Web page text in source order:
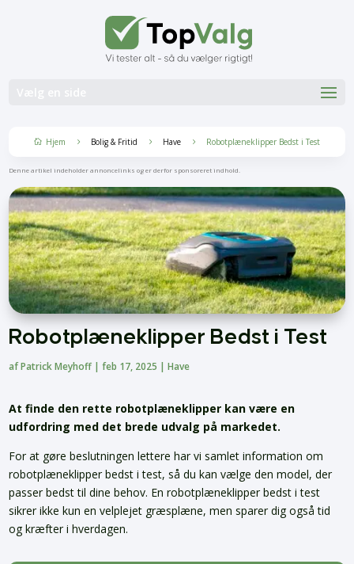
 Hjem 5 Bolig & Fritid 5 Have 5 Robotplæneklipper Bedst i Test
Denne artikel indeholder annoncelinks og er derfor sponsoreret indhold.
Robotplæneklipper Bedst i Test
afPatrick Meyhoff |feb 17, 2025 |Have
At finde den rette robotplæneklipper kan være en
udfordring med det brede udvalg på markedet.
For at gøre beslutningen lettere har vi samlet information om
robotplæneklipper bedst i test, så du kan vælge den model, der
passer bedst til dine behov. En robotplæneklipper bedst i test
sikrer ikke kun en velplejet græsplæne, men sparer dig også tid
og kræfter i hverdagen.